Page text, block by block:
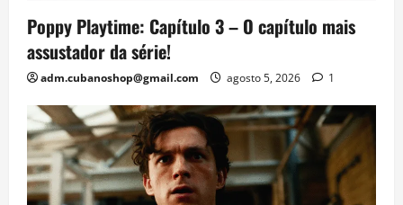
Poppy Playtime: Capítulo 3 – O capítulo mais
assustador da série!
adm.cubanoshop@gmail.com agosto 5, 2026 1